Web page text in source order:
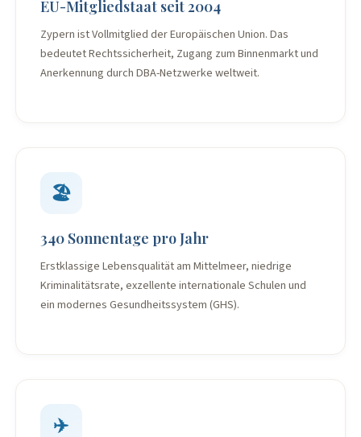
EU-Mitgliedstaat seit 2004
Zypern ist Vollmitglied der Europäischen Union. Das
bedeutet Rechtssicherheit, Zugang zum Binnenmarkt und
Anerkennung durch DBA-Netzwerke weltweit.
🏖️
340 Sonnentage pro Jahr
Erstklassige Lebensqualität am Mittelmeer, niedrige
Kriminalitätsrate, exzellente internationale Schulen und
ein modernes Gesundheitssystem (GHS).
✈️